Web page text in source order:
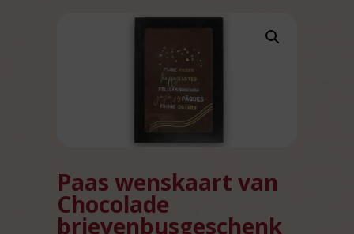
Paas wenskaart van
Chocolade
brievenbusgeschenk